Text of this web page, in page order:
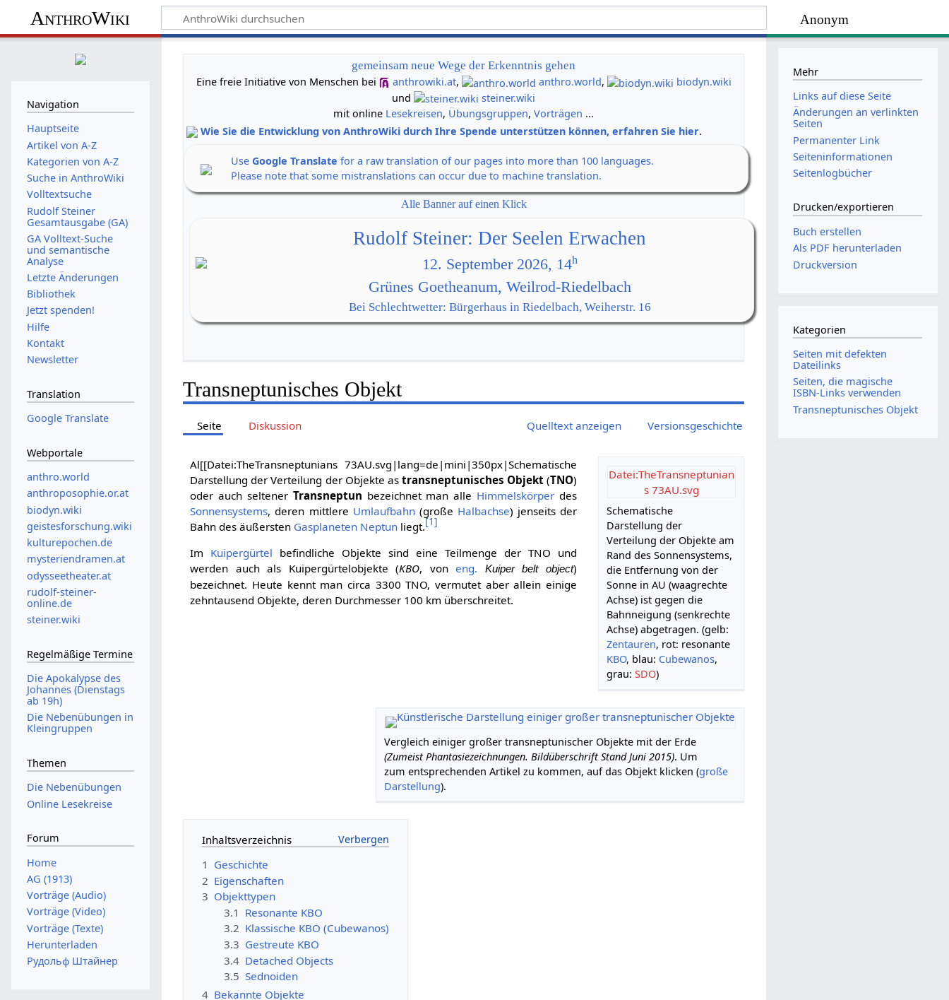
Anonym
AnthroWiki
gemeinsam neue Wege der Erkenntnis gehen
Eine freie Initiative von Menschen bei
anthrowiki.at, anthro.world,
biodyn.wiki
und
steiner.wiki
mit online Lesekreisen, Übungsgruppen,Vorträgen ...
Wie Sie die Entwicklung von AnthroWiki durch Ihre Spende unterstützen können, erfahren Sie hier.
UseGoogle Translate for a raw translation of our pages into more than 100 languages.
Please note that some mistranslations can occur due to machine translation.
Alle Banner auf einen Klick
Rudolf Steiner: Der Seelen Erwachen
12. September 2026, 14h
Grünes Goetheanum, Weilrod-Riedelbach
Bei Schlechtwetter: Bürgerhaus in Riedelbach, Weiherstr. 16
Transneptunisches Objekt
Seite Diskussion Quelltext anzeigen Versionsgeschichte
Datei:TheTransneptunian
s 73AU.svg
Schematische
Darstellung der
Verteilung der Objekte am
Rand des Sonnensystems,
die Entfernung von der
Sonne in AU (waagrechte
Achse) ist gegen die
Bahnneigung (senkrechte
Achse) abgetragen. (gelb:
Zentauren, rot: resonante
KBO, blau: Cubewanos,
grau:SDO)
Vergleich einiger großer transneptunischer Objekte mit der Erde
(Zumeist Phantasiezeichnungen. Bildüberschrift Stand Juni 2015). Um
zum entsprechenden Artikel zu kommen, auf das Objekt klicken (große
Darstellung).
Al[[Datei:TheTransneptunians 73AU.svg|lang=de|mini|350px|Schematische
Darstellung der Verteilung der Objekte as transneptunisches Objekt(TNO)
oder auch seltener Transneptun bezeichnet man alle Himmelskörper des
Sonnensystems, deren mittlere Umlaufbahn(große Halbachse) jenseits der
Bahn des äußersten Gasplaneten Neptun liegt.[1]
Im Kuipergürtel befindliche Objekte sind eine Teilmenge der TNO und
werden auch als Kuipergürtelobjekte (KBO, voneng. Kuiper belt object)
bezeichnet. Heute kennt man circa 3300 TNO, vermutet aber allein einige
zehntausend Objekte, deren Durchmesser 100 km überschreitet.
Inhaltsverzeichnis
1 Geschichte
2 Eigenschaften
3 Objekttypen
3.1 Resonante KBO
3.2 Klassische KBO (Cubewanos)
3.3 Gestreute KBO
3.4 Detached Objects
3.5 Sednoiden
4 Bekannte Objekte
Navigation
Hauptseite
Artikel von A-Z
Kategorien von A-Z
Suche in AnthroWiki
Volltextsuche
Rudolf Steiner
Gesamtausgabe (GA)
GA Volltext-Suche
und semantische
Analyse
Letzte Änderungen
Bibliothek
Jetzt spenden!
Hilfe
Kontakt
Newsletter
Translation
Google Translate
Webportale
anthro.world
anthroposophie.or.at
biodyn.wiki
geistesforschung.wiki
kulturepochen.de
mysteriendramen.at
odysseetheater.at
rudolf-steiner-
online.de
steiner.wiki
Regelmäßige Termine
Die Apokalypse des
Johannes (Dienstags
ab 19h)
Die Nebenübungen in
Kleingruppen
Themen
Die Nebenübungen
Online Lesekreise
Forum
Home
AG (1913)
Vorträge (Audio)
Vorträge (Video)
Vorträge (Texte)
Herunterladen
Рудольф Штайнер
Mehr
Links auf diese Seite
Änderungen an verlinkten
Seiten
Permanenter Link
Seiten­­informationen
Seitenlogbücher
Drucken/­exportieren
Buch erstellen
Als PDF herunterladen
Druckversion
Kategorien
Seiten mit defekten
Dateilinks
Seiten, die magische
ISBN-Links verwenden
Transneptunisches Objekt